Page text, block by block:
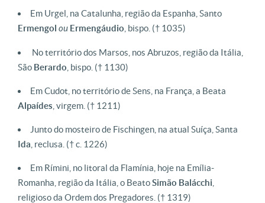
Em Urgel, na Catalunha, região da Espanha, Santo
Ermengol ou Ermengáudio , bispo. († 1035)
No território dos Marsos, nos Abruzos, região da Itália,
São Berardo , bispo. († 1130)
Em Cudot, no território de Sens, na França, a Beata
Alpaídes , virgem. († 1211)
Junto do mosteiro de Fischingen, na atual Suíça, Santa
Ida , reclusa. († c. 1226)
Em Rímini, no litoral da Flamínia, hoje na Emília-
Romanha, região da Itália, o BeatoSimão Balácchi
religioso da Ordem dos Pregadores. († 1319)